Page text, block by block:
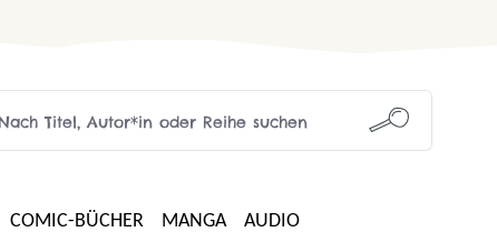
COMIC-BÜCHER MANGA AUDIO